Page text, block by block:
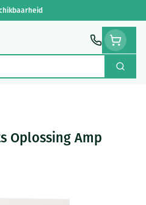
Zoek
Oplossing Amp